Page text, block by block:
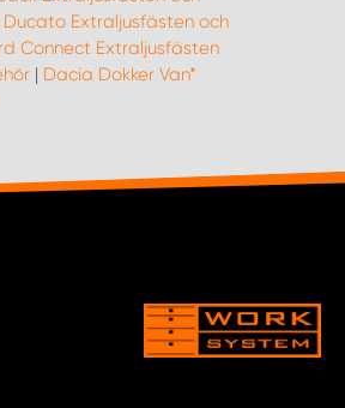
Ducato Extraljusfästen och
Connect Extraljusfästen
| Dacia Dokker Van*